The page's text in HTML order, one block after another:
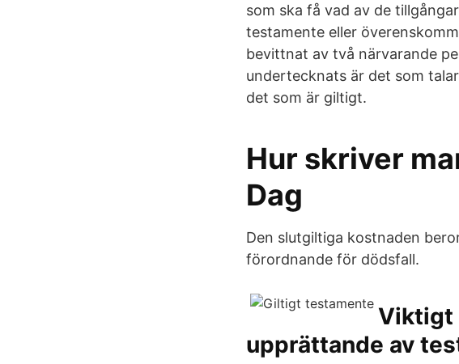
som ska få vad av de
testamente eller
bevittnat av två närvarande
undertecknats är det som
det som är giltigt.
Hur skriver
Dag
Den slutgiltiga kostnaden
förordnande för dödsfall.
Viktigt
upprättande av